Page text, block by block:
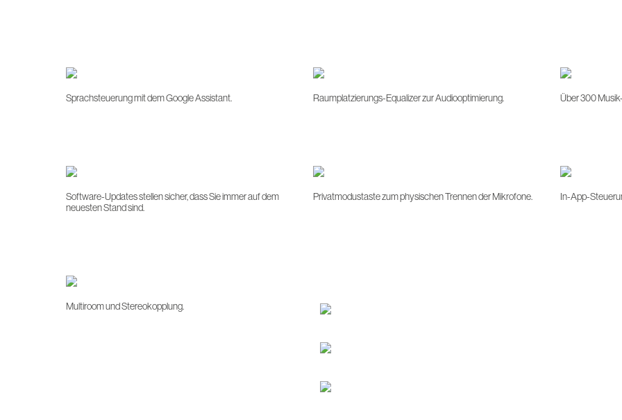
Sprachsteuerung mit dem Google Assistant. Raumplatzierungs-Equalizer zur Audiooptimierung. Über 300
Software-Updates stellen sicher, dass Sie immer auf dem
neuesten Stand sind.
Privatmodustaste zum physischen Trennen der Mikrofone. In-App-
Multiroom und Stereokopplung.